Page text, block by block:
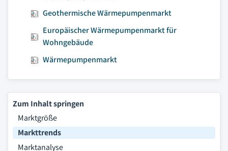
Geothermische Wärmepumpenmarkt
Europäischer Wärmepumpenmarkt für
Wohngebäude
Wärmepumpenmarkt
Zum Inhalt springen
Marktgröße
Markttrends
Marktanalyse